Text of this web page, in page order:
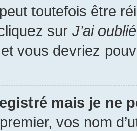
toutefois être
sur J’ai
vous devriez
mais je ne
vos nom